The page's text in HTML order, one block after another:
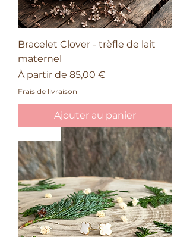
Bracelet Clover - trèfle de lait
maternel
À partir de 85,00 €
Prix promotionnel
Frais de livraison
Ajouter au panier